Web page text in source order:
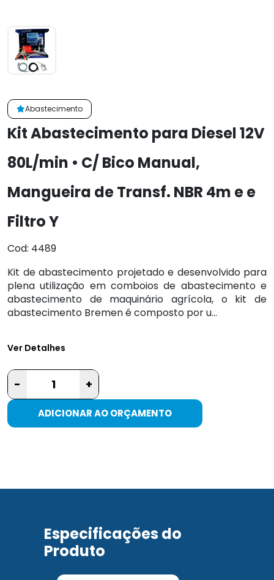
Abastecimento
Kit Abastecimento para Diesel 12V
80L/min • C/ Bico Manual,
Mangueira de Transf. NBR 4m e e
Filtro Y
Cod: 4489
Kit de abastecimento projetado e desenvolvido para
plena utilização em comboios de abastecimento e
abastecimento de maquinário agrícola, o kit de
abastecimento Bremen é composto por u...
Ver Detalhes
- +
ADICIONAR AO ORÇAMENTO
Especificações do
Produto